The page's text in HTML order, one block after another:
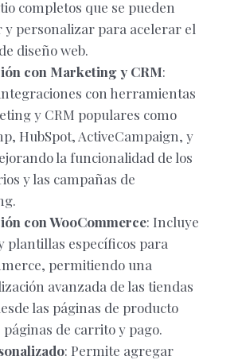
completos que se pueden
personalizar para acelerar el
diseño web.
con Marketing y CRM:
con herramientas
y CRM populares como
HubSpot, ActiveCampaign, y
la funcionalidad de los
y las campañas de
con WooCommerce: Incluye
plantillas específicos para
permitiendo una
avanzada de las tiendas
las páginas de producto
páginas de carrito y pago.
: Permite agregar